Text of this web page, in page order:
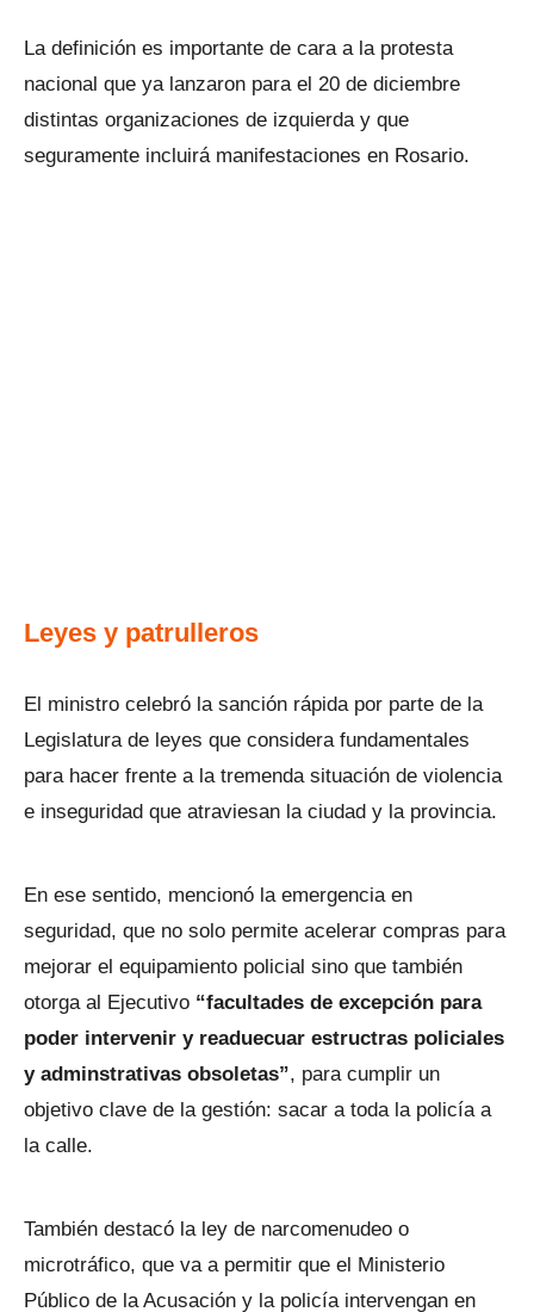
La definición es importante de cara a la protesta
nacional que ya lanzaron para el 20 de diciembre
distintas organizaciones de izquierda y que
seguramente incluirá manifestaciones en Rosario.
Leyes y patrulleros
El ministro celebró la sanción rápida por parte de la
Legislatura de leyes que considera fundamentales
para hacer frente a la tremenda situación de violencia
e inseguridad que atraviesan la ciudad y la provincia.
En ese sentido, mencionó la emergencia en
seguridad, que no solo permite acelerar compras para
mejorar el equipamiento policial sino que también
otorga al Ejecutivo “facultades de excepción para
poder intervenir y readuecuar estructras policiales
y adminstrativas obsoletas”, para cumplir un
objetivo clave de la gestión: sacar a toda la policía a
la calle.
También destacó la ley de narcomenudeo o
microtráfico, que va a permitir que el Ministerio
Público de la Acusación y la policía intervengan en